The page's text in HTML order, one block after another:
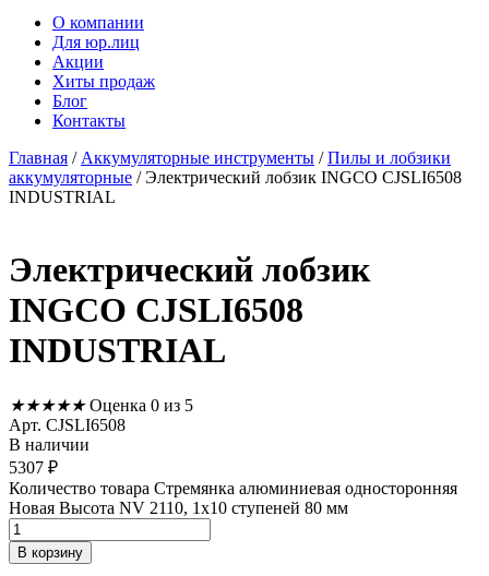
О компании
Для юр.лиц
Акции
Хиты продаж
Блог
Контакты
Главная / Аккумуляторные инструменты /Пилы и лобзики
аккумуляторные / Электрический лобзик INGCO CJSLI6508
INDUSTRIAL
Электрический лобзик
INGCO CJSLI6508
INDUSTRIAL
★★★★★ Оценка 0 из 5
Арт. CJSLI6508
В наличии
5307 ₽
Количество товара Стремянка алюминиевая односторонняя
Новая Высота NV 2110, 1х10 ступеней 80 мм
В корзину